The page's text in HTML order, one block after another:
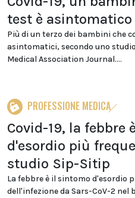
test è asintomatico
Più di un terzo dei bambini che
asintomatici, secondo uno
Medical Association Journal....
PROFESSIONE MEDICA
Covid-19, la febbre
d'esordio più
studio Sip-Sitip
La febbre è il sintomo d'esordio
dell'infezione da Sars-CoV-2 nel